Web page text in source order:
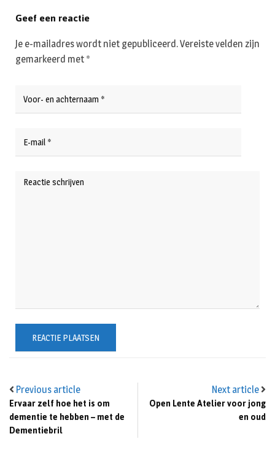
Previous article
Ervaar zelf hoe het is om
dementie te hebben – met de
Dementiebril
Next article
Open Lente Atelier voor jong
en oud
Geef een reactie
Je e-mailadres wordt niet gepubliceerd.Vereiste velden zijn
gemarkeerd met *